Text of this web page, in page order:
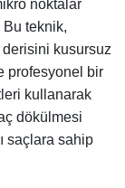
noktalar
teknik,
kusursuz
profesyonel bir
kullanarak
dökülmesi
saçlara sahip